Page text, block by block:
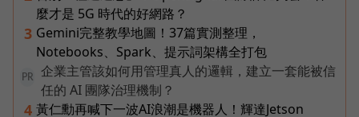
麼才是 5G 時代的好網路？
3 Gemini完整教學地圖！37篇實測整理，
Notebooks、Spark、提示詞架構全打包
PR
企業主管該如何用管理真人的邏輯，建立一套能被信
任的 AI 團隊治理機制？
4 黃仁勳再喊下一波AI浪潮是機器人！輝達Jetson